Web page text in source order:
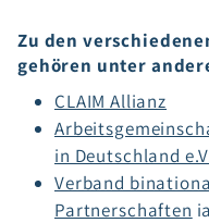
Zu den
gehören unter
CLAIM Allianz
in Deutschland
Verband
Partnerschaften